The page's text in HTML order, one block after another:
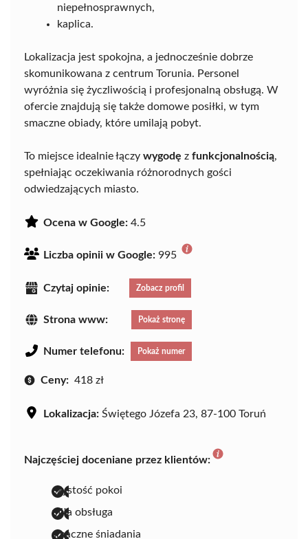
niepełnosprawnych,
kaplica.
Lokalizacja jest spokojna, a jednocześnie dobrze
skomunikowana z centrum Torunia. Personel
wyróżnia się życzliwością i profesjonalną obsługą. W
ofercie znajdują się także domowe posiłki, w tym
smaczne obiady, które umilają pobyt.
To miejsce idealnie łączy wygodę z funkcjonalnością,
spełniając oczekiwania różnorodnych gości
odwiedzających miasto.
Ocena w Google: 4.5
Liczba opinii w Google: 995
Czytaj opinie: Zobacz profil
Strona www: Pokaż stronę
Numer telefonu: Pokaż numer
Ceny: 418 zł
Lokalizacja: Świętego Józefa 23, 87-100 Toruń
Najczęściej doceniane przez klientów:
czystość pokoi
miła obsługa
smaczne śniadania